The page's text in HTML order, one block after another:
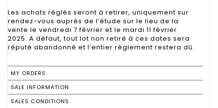
Les achats réglés seront à retirer, uniquement sur
rendez-vous auprès de l’étude sur le lieu de la
vente le vendredi 7 février et le mardi 11 février
2025. A défaut, tout lot non retiré à ces dates sera
réputé abandonné et l’entier règlement restera dû.
MY ORDERS
SALE INFORMATION
SALES CONDITIONS